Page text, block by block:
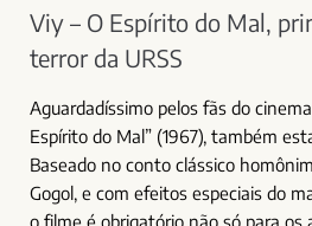
Viy – O Espírito do Mal,
terror da URSS
Aguardadíssimo pelos fãs do
Espírito do Mal” (1967), também
Baseado no conto clássico
Gogol, e com efeitos especiais do
o filme é obrigatório não só para os